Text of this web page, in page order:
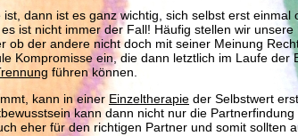
dann ist es ganz wichtig, sich selbst erst einmal
ist nicht immer der Fall! Häufig stellen wir
ob der andere nicht doch mit seiner Meinung
Kompromisse ein, die dann letztlich im Laufe der
führen können.
kann in einer Einzeltherapie der Selbstwert
kann dann nicht nur die Partnerfindung
eher für den richtigen Partner und somit sollten